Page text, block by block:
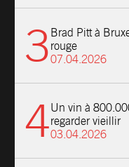
Brad Pitt à
rouge
07.04.2026
Un vin à
regarder vieillir
03.04.2026